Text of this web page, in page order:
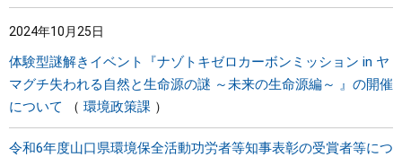
2024年10月25日
体験型謎解きイベント『ナゾトキゼロカーボンミッション in ヤ
マグチ失われる自然と生命源の謎 ～未来の生命源編～ 』の開催
について
環境政策課
令和6年度山口県環境保全活動功労者等知事表彰の受賞者等につ